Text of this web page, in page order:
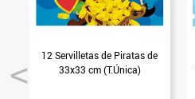
12 Servilletas de Piratas de
33x33 cm (T.Única)